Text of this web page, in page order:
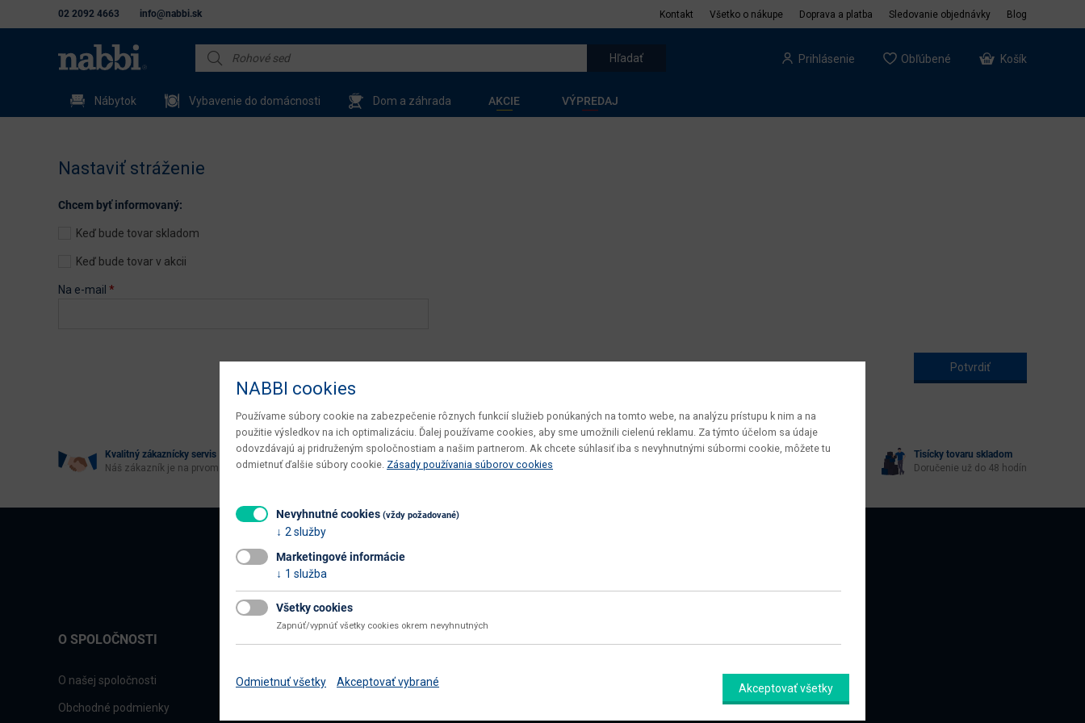
02 2092 4663 info@nabbi.sk Kontakt Všetko o nákupe Doprava a platba Sledovanie objednávky Blog
Prihlásenie Obľúbené Košík
Nábytok Vybavenie do domácnosti Dom a záhrada AKCIE VÝPREDAJ
Nastaviť stráženie
Chcem byť informovaný:
Keď bude tovar skladom
Keď bude tovar v akcii
Na e-mail *
Kvalitný zákaznícky servis
Náš zákazník je na prvom mieste
Vrátenie tovaru do 30 dní
Maximálne pohodlie pre vás
Top ceny
Tisícky tovaru skladom
Doručenie už do 48 hodín
O SPOLOČNOSTI
O našej spoločnosti
Obchodné podmienky
Obchodné podmienky Reklamačný formulár
Odstúpiť od zmluvy tu
NABBI cookies
Používame súbory cookie na zabezpečenie rôznych funkcií služieb ponúkaných na tomto webe, na analýzu prístupu k nim a na
použitie výsledkov na ich optimalizáciu. Ďalej používame cookies, aby sme umožnili cielenú reklamu. Za týmto účelom sa údaje
odovzdávajú aj pridruženým spoločnostiam a našim partnerom. Ak chcete súhlasiť iba s nevyhnutnými súbormi cookie, môžete tu
odmietnuť ďalšie súbory cookie. Zásady používania súborov cookies
Nevyhnutné cookies (vždy požadované)
2 služby
Marketingové informácie
1 služba
Všetky cookies
Zapnúť/vypnúť všetky cookies okrem nevyhnutných
Odmietnuť všetky Akceptovať vybrané Akceptovať všetky